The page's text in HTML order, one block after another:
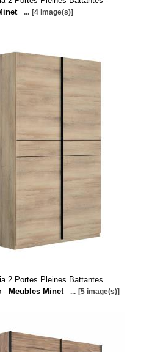
... [4 image(s)]
2 Portes Pleines Battantes
- Meubles Minet ... [5 image(s)]